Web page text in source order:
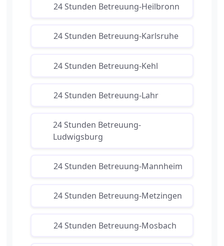
24 Stunden Betreuung-Heilbronn
24 Stunden Betreuung-Karlsruhe
24 Stunden Betreuung-Kehl
24 Stunden Betreuung-Lahr
24 Stunden Betreuung-
Ludwigsburg
24 Stunden Betreuung-Mannheim
24 Stunden Betreuung-Metzingen
24 Stunden Betreuung-Mosbach